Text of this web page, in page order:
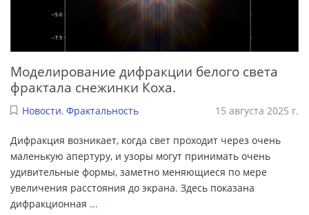
Моделирование дифракции белого света
фрактала снежинки Коха.
Новости, Фрактальность 15 августа 2025 г.
Дифракция возникает, когда свет проходит через очень
маленькую апертуру, и узоры могут принимать очень
удивительные формы, заметно меняющиеся по мере
увеличения расстояния до экрана. Здесь показана
дифракционная ...